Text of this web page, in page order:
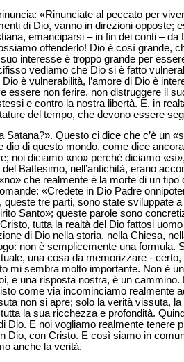
«Rinunciate al peccato per
di Dio, vanno in direzioni opposte;
emanciparsi – in fin dei conti –
offenderlo! Dio è così grande,
interesse è troppo grande per
vediamo che Dio si è fatto
è vulnerabilità, l’amore di Dio è
essere non ferire, non distruggere il
e contro la nostra libertà. E, in
del tempo, che devono essere
Satana?». Questo ci dice che c’è un
dio di questo mondo, come dice
noi diciamo «no» perché diciamo
Battesimo, nell’antichità, erano
che realmente è la morte di un
«Credete in Dio Padre
tre parti, sono state sviluppate
Santo»; queste parole sono
tutta la realtà del Dio fattosi
di Dio nella storia, nella Chiesa,
non è semplicemente una
una cosa da memorizzare -
mi sembra molto importante. Non è
e una risposta nostra, è un
come via incominciamo realmente
non si apre; solo la verità vissuta,
la sua ricchezza e profondità.
Dio. E noi vogliamo realmente
Dio, con Cristo. E così siamo in
anche la verità.